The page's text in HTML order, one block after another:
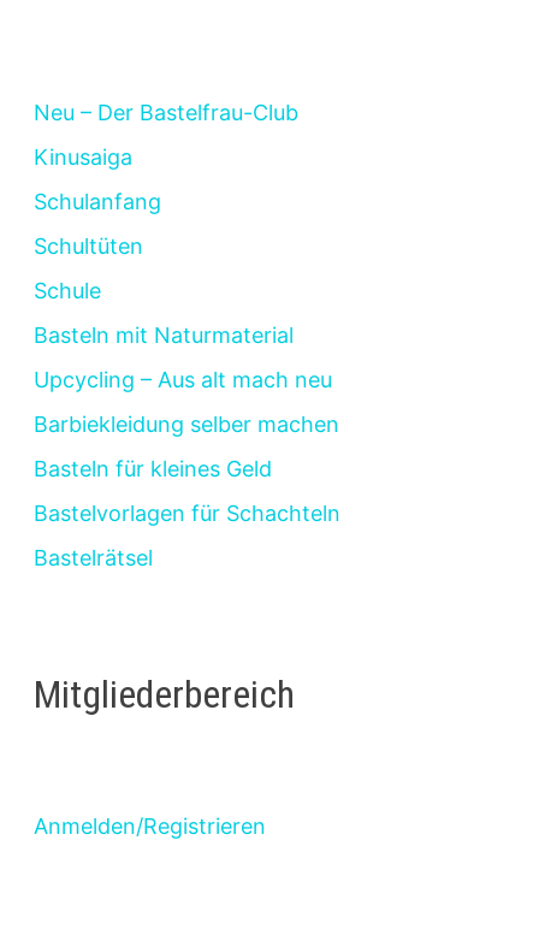
Neu – Der Bastelfrau-Club
Kinusaiga
Schulanfang
Schultüten
Schule
Basteln mit Naturmaterial
Upcycling – Aus alt mach neu
Barbiekleidung selber machen
Basteln für kleines Geld
Bastelvorlagen für Schachteln
Bastelrätsel
Mitgliederbereich
Anmelden/Registrieren